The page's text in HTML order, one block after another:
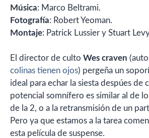
Música: Marco Beltrami.
Fotografía: Robert Yeoman.
Montaje: Patrick Lussier y Stuart
El director de culto Wes craven
colinas tienen ojos) pergeña un
ideal para echar la siesta despúes de
potencial somnífero es similar al de
de la 2, o a la retransmisión de un
Pero ya que estamos a la tarea
esta película de suspense.